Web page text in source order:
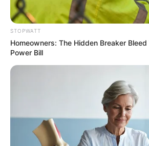
Blood Sugar Is Not From Sweets!
Enemy Of Blood Sugar
GLYCOGEN SUPPORT
STOPWATT
Homeowners: The Hidden Breaker
Power Bill